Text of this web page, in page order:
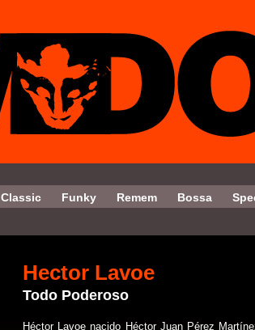
Classic Funky Remem Bossa
Hector Lavoe
Todo Poderoso
Héctor Lavoe nacido Héctor Juan Pérez